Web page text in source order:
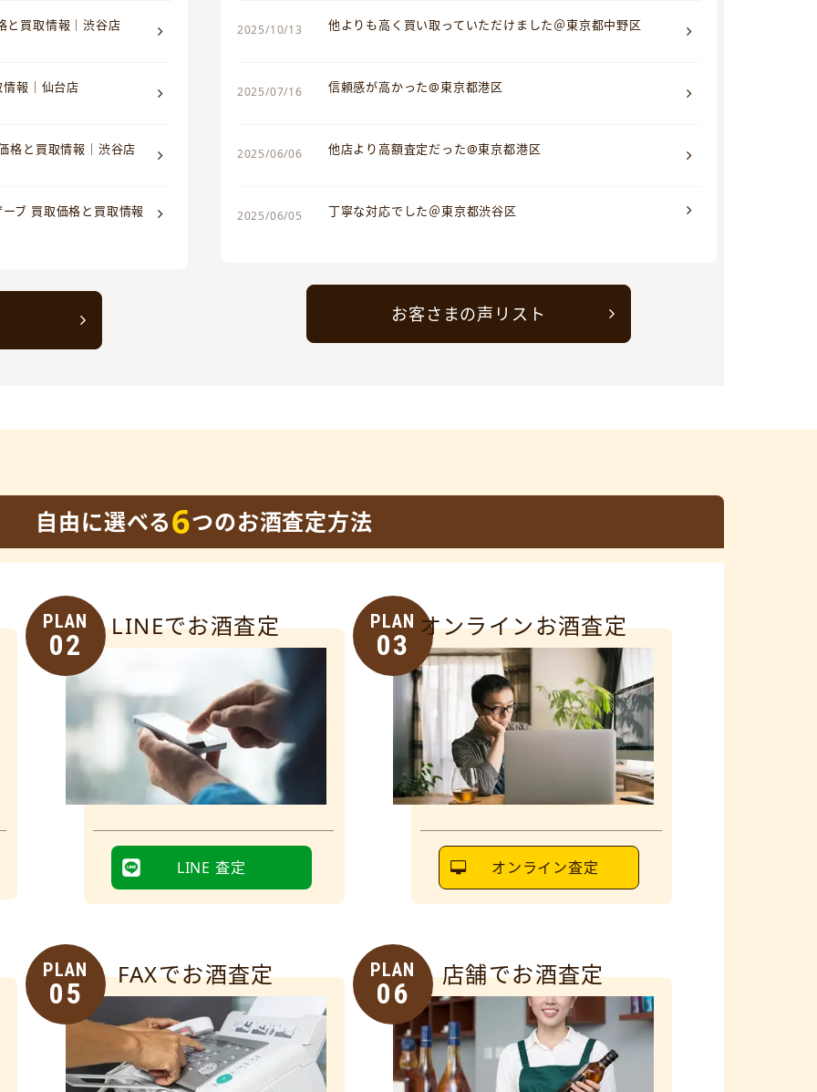
と買取情報｜渋谷店
報｜仙台店
格と買取情報｜渋谷店
ブ 買取価格と買取情報
2025/10/13 他よりも高く買い取っていただけました＠東京都中野区
2025/07/16 信頼感が高かった@東京都港区
2025/06/06 他店より高額査定だった@東京都港区
2025/06/05 丁寧な対応でした＠東京都渋谷区
お客さまの声リスト
自由に選べる6つのお酒査定方法
PLAN
02
LINEでお酒査定
LINE 査定
PLAN
03
オンラインお酒査定
オンライン査定
PLAN
05
FAXでお酒査定 PLAN
06
店舗でお酒査定